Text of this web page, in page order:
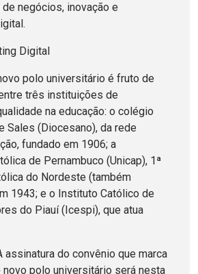
negócios, inovação e
Digital
polo universitário é fruto de
três instituições de
na educação: o colégio
Sales (Diocesano), da rede
fundado em 1906; a
de Pernambuco (Unicap), 1ª
do Nordeste (também
1943; e o Instituto Católico de
do Piauí (Icespi), que atua
assinatura do convênio que marca
novo polo universitário será nesta